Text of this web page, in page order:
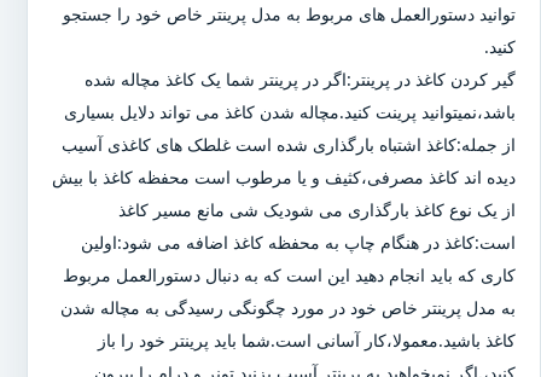
توانید دستورالعمل های مربوط به مدل پرینتر خاص خود را جستجو
کنید.
گیر کردن کاغذ در پرینتر:اگر در پرینتر شما یک کاغذ مچاله شده
باشد،نمیتوانید پرینت کنید.مچاله شدن کاغذ می تواند دلایل بسیاری
از جمله:کاغذ اشتباه بارگذاری شده است غلطک های کاغذی آسیب
دیده اند کاغذ مصرفی،کثیف و یا مرطوب است محفظه کاغذ با بیش
از یک نوع کاغذ بارگذاری می شودیک شی مانع مسیر کاغذ
است:کاغذ در هنگام چاپ به محفظه کاغذ اضافه می شود:اولین
کاری که باید انجام دهید این است که به دنبال دستورالعمل مربوط
به مدل پرینتر خاص خود در مورد چگونگی رسیدگی به مچاله شدن
کاغذ باشید.معمولا،کار آسانی است.شما باید پرینتر خود را باز
کنید،.اگر نمیخواهید به پرینتر آسیب بزنید تونر و درام را بیرون